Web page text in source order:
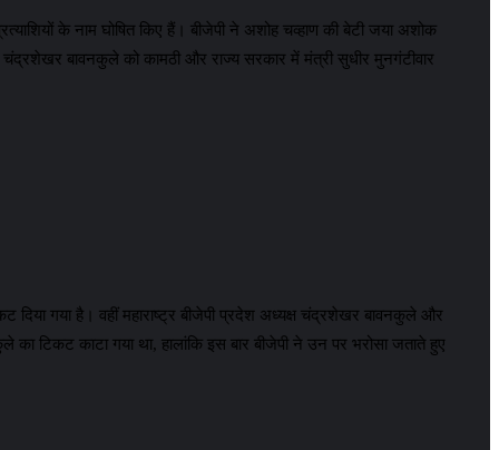
के नाम घोषित किए हैं। बीजेपी ने अशोह चव्हाण की बेटी जया अशोक
चंद्रशेखर बावनकुले को कामठी और राज्य सरकार में मंत्री सुधीर मुनगंटीवार
गया है। वहीं महाराष्ट्र बीजेपी प्रदेश अध्यक्ष चंद्रशेखर बावनकुले और
टिकट काटा गया था, हालांकि इस बार बीजेपी ने उन पर भरोसा जताते हुए